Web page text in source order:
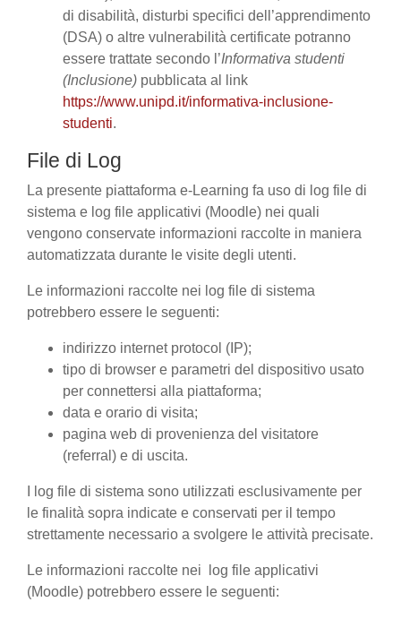
di disabilità, disturbi specifici dell’apprendimento
(DSA) o altre vulnerabilità certificate potranno
essere trattate secondo l’Informativa studenti
(Inclusione) pubblicata al link
https://www.unipd.it/informativa-inclusione-
studenti.
File di Log
La presente piattaforma e-Learning fa uso di log file di
sistema e log file applicativi (Moodle) nei quali
vengono conservate informazioni raccolte in maniera
automatizzata durante le visite degli utenti.
Le informazioni raccolte nei log file di sistema
potrebbero essere le seguenti:
indirizzo internet protocol (IP);
tipo di browser e parametri del dispositivo usato
per connettersi alla piattaforma;
data e orario di visita;
pagina web di provenienza del visitatore
(referral) e di uscita.
I log file di sistema sono utilizzati esclusivamente per
le finalità sopra indicate e conservati per il tempo
strettamente necessario a svolgere le attività precisate.
Le informazioni raccolte nei log file applicativi
(Moodle) potrebbero essere le seguenti: